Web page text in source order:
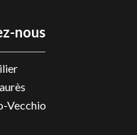
nous
Vecchio